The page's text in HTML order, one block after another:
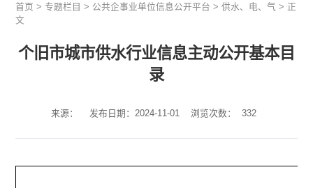
首页 >专题栏目 > 公共企事业单位信息公开平台 >供水、电、气 > 正
文
个旧市城市供水行业信息主动公开基本目
录
来源： 发布日期：2024-11-01 浏览次数： 332